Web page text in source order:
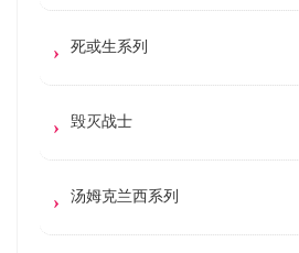
死或生系列
毁灭战士
汤姆克兰西系列